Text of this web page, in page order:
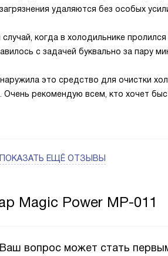
удаляются без особых
когда в холодильнике пролился
с задачей буквально за пару
это средство для очистки
Очень рекомендую всем, кто хочет
ПОКАЗАТЬ ЕЩЁ ОТЗЫВЫ
Magic Power MP-011
вопрос может стать